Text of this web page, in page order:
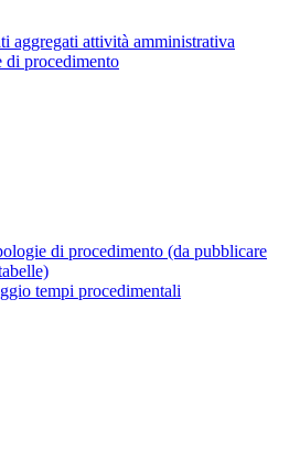
aggregati attività amministrativa
di procedimento
di procedimento (da pubblicare
tempi procedimentali